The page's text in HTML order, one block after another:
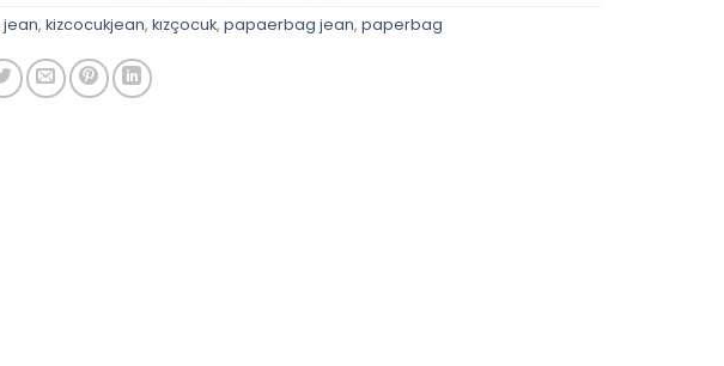
jean, kizcocukjean, kızçocuk, papaerbag jean, paperbag